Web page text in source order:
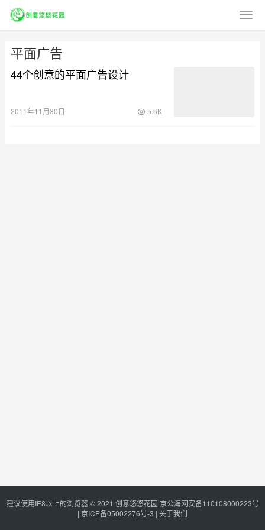
平面广告
44个创意的平面广告设计
2011年11月30日 5.6K
建议使用IE8以上的浏览器 © 2021 创意悠悠花园 京公海网安备110108000223号
| 京ICP备05002276号-3 | 关于我们